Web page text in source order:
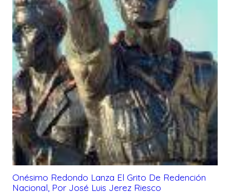
Onésimo Redondo Lanza El Grito De Redención
Nacional, Por José Luis Jerez Riesco